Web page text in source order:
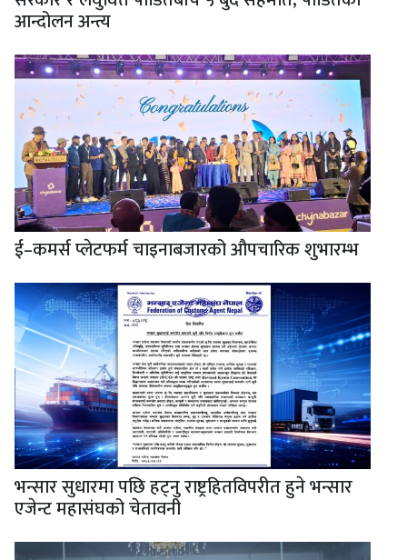
आन्दोलन अन्त्य
ई–कमर्स प्लेटफर्म चाइनाबजारको औपचारिक शुभारम्भ
भन्सार सुधारमा पछि हट्नु राष्ट्रहितविपरीत हुने भन्सार
एजेन्ट महासंघको चेतावनी